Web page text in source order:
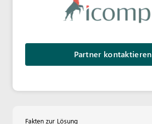
Partner kontaktieren
Fakten zur Lösung